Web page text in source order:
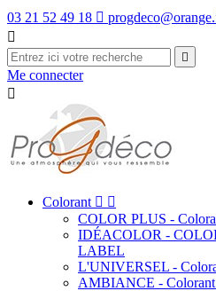
03 21 52 49 18 


Me connecter

Colorant  
COLOR PLUS -
IDÉACOLOR -
LABEL
L'UNIVERSEL -
AMBIANCE - Colorant